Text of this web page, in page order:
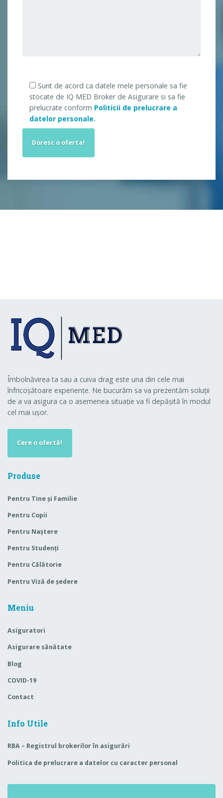
Sunt de acord ca datele mele personale sa fie
stocate de IQ MED Broker de Asigurare si sa fie
prelucrate conform Politicii de prelucrare a
datelor personale.
Îmbolnăvirea ta sau a cuiva drag este una din cele mai
înfricoșătoare experiențe. Ne bucurăm sa va prezentăm soluții
de a va asigura ca o asemenea situație va fi depășită în modul
cel mai ușor.
Cere o ofertă!
Produse
Pentru Tine și Familie
Pentru Copii
Pentru Naștere
Pentru Studenți
Pentru Călătorie
Pentru Viză de ședere
Meniu
Asiguratori
Asigurare sănătate
Blog
COVID-19
Contact
Info Utile
RBA – Registrul brokerilor în asigurări
Politica de prelucrare a datelor cu caracter personal